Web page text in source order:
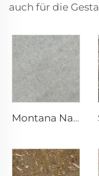
auch für die
Montana Natürliche Einzigartige Merkmale Kalksteinscheibe